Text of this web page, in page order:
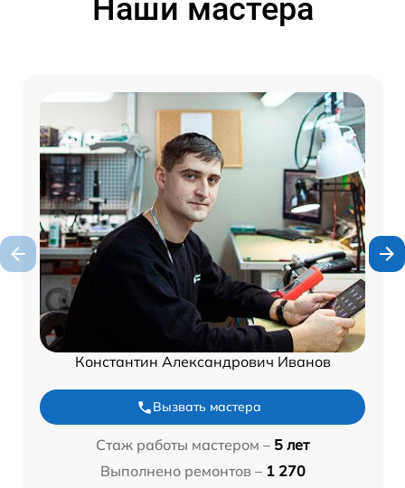
Наши мастера
Константин Александрович Иванов
Вызвать мастера
Стаж работы мастером – 5 лет
Выполнено ремонтов – 1 270